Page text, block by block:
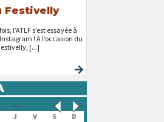
Festivelly
l’ATLF s’est essayée à
! A l’occasion du
[...]
J V S D